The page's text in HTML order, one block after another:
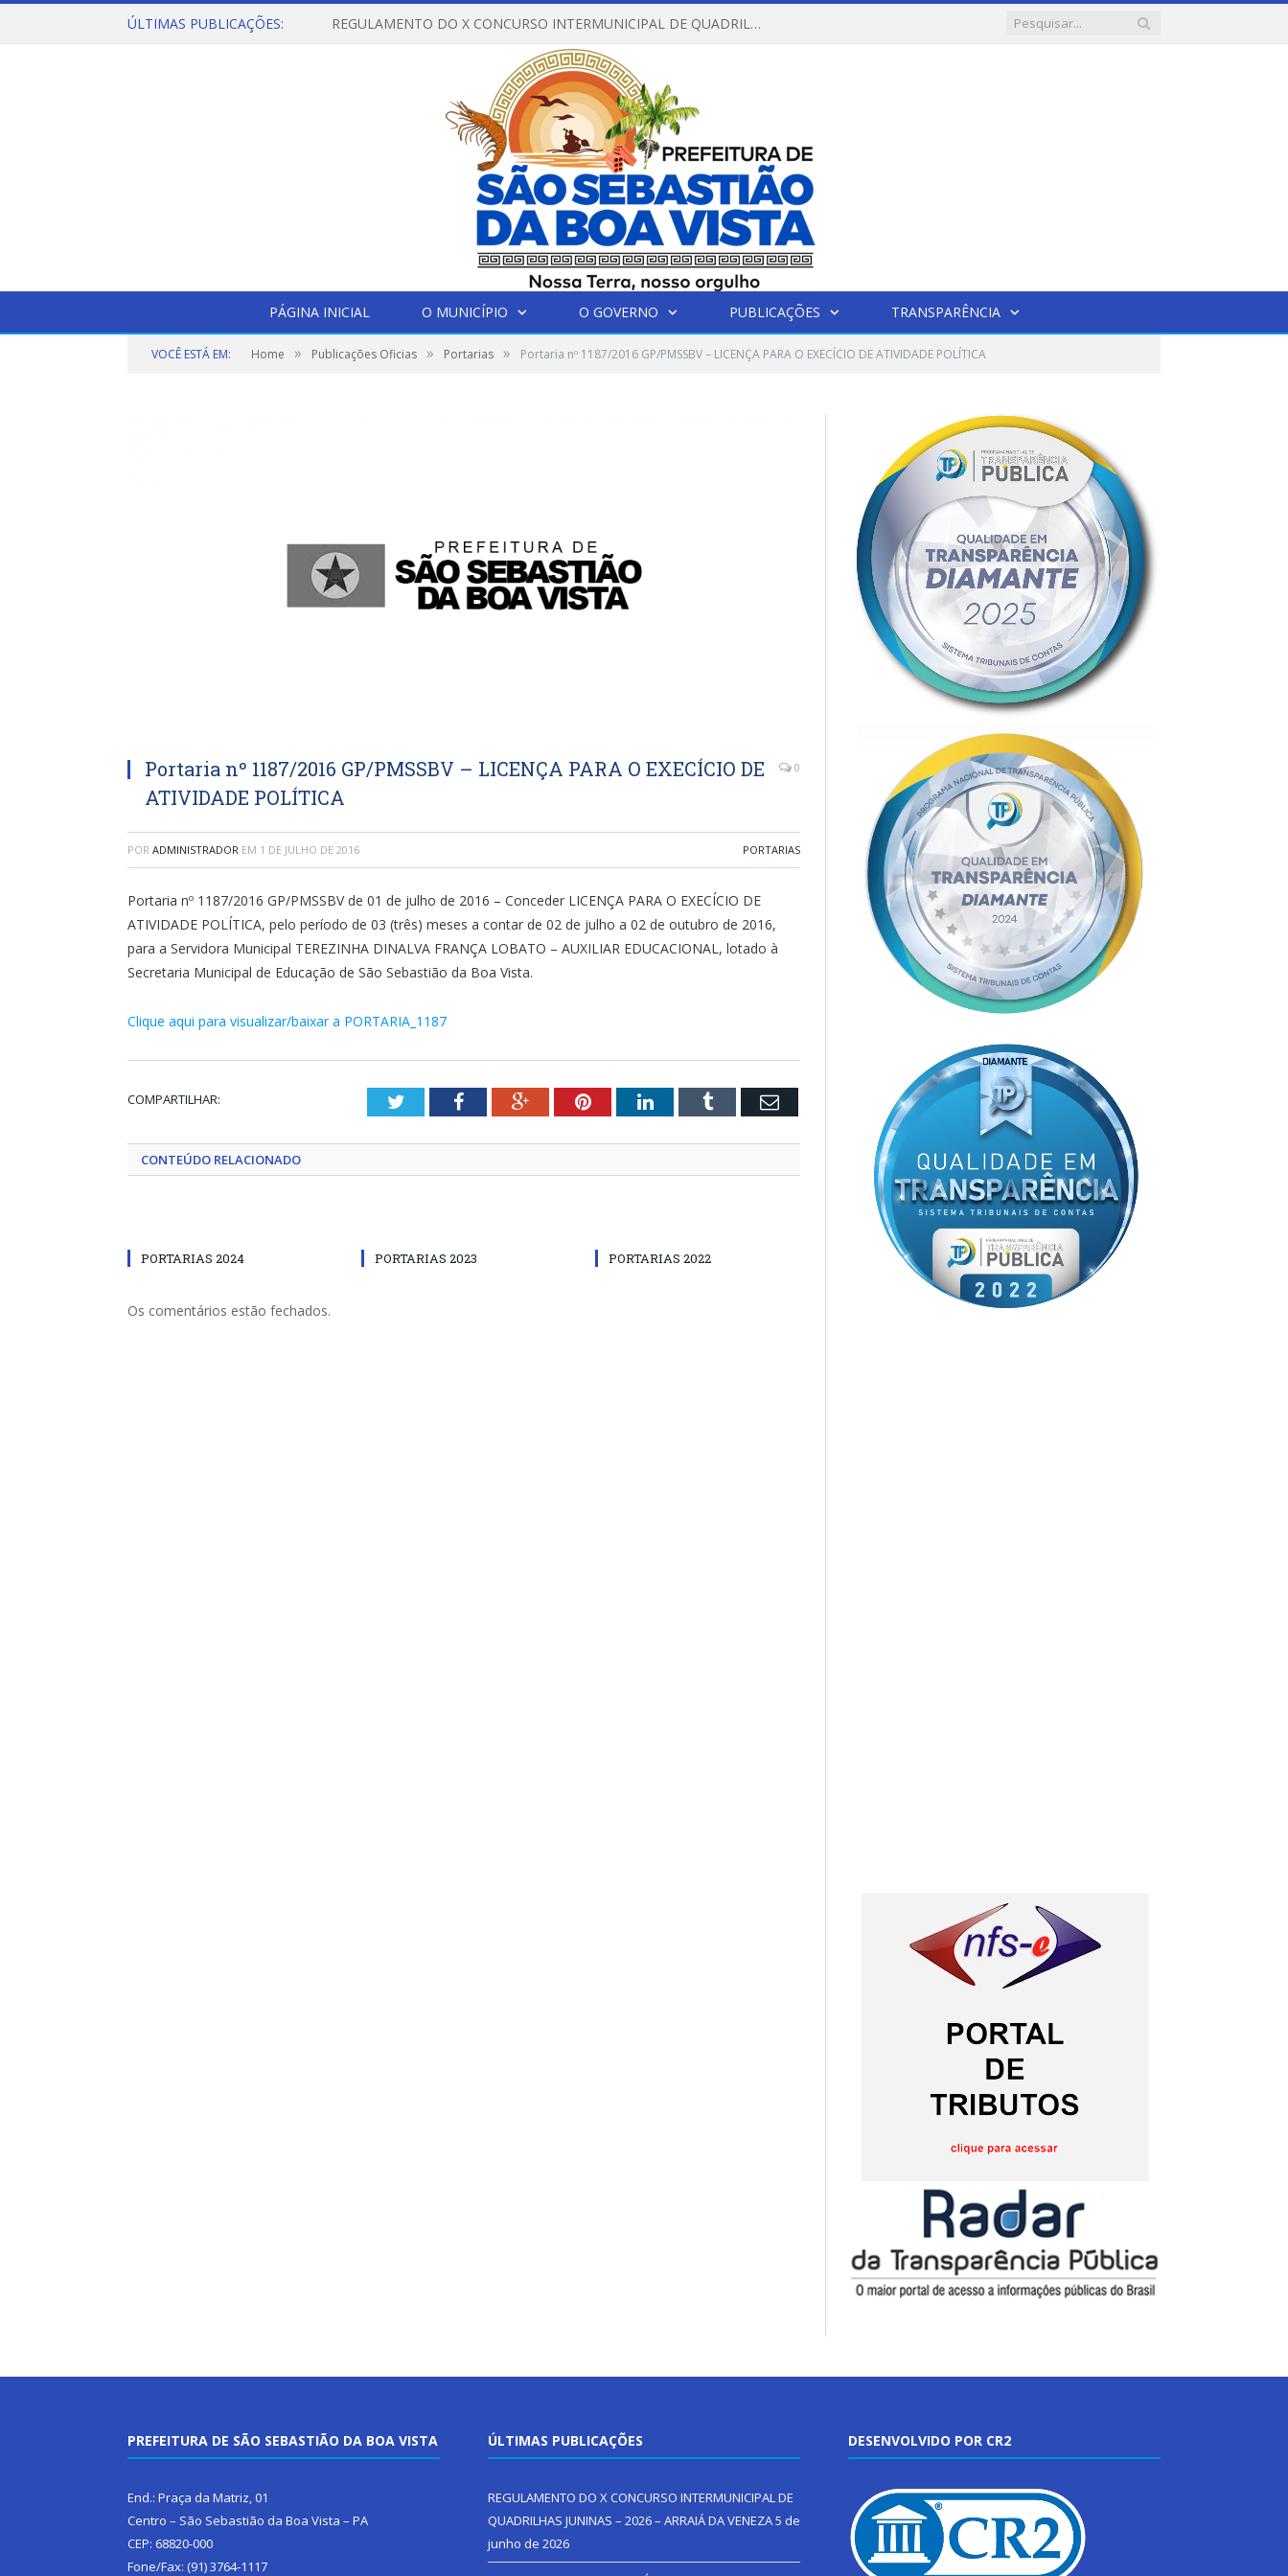
ÚLTIMAS PUBLICAÇÕES: REGULAMENTO DO X CONCURSO INTERMUNICIPAL DE QUADRILHAS JUNINAS – 2026 – ARRAIÁ DA VENEZA
PÁGINA INICIAL O MUNICÍPIO O GOVERNO PUBLICAÇÕES TRANSPARÊNCIA
VOCÊ ESTÁ EM: Home » Publicações Oficias » Portarias » Portaria nº 1187/2016 GP/PMSSBV – LICENÇA PARA O EXECÍCIO DE ATIVIDADE POLÍTICA
Portaria nº 1187/2016 GP/PMSSBV – LICENÇA PARA O EXECÍCIO DE
ATIVIDADE POLÍTICA
0
POR ADMINISTRADOR EM 1 DE JULHO DE 2016 PORTARIAS
Portaria nº 1187/2016 GP/PMSSBV de 01 de julho de 2016 – Conceder LICENÇA PARA O EXECÍCIO DE
ATIVIDADE POLÍTICA, pelo período de 03 (três) meses a contar de 02 de julho a 02 de outubro de 2016,
para a Servidora Municipal TEREZINHA DINALVA FRANÇA LOBATO – AUXILIAR EDUCACIONAL, lotado à
Secretaria Municipal de Educação de São Sebastião da Boa Vista.
Clique aqui para visualizar/baixar a PORTARIA_1187
COMPARTILHAR: TwitterFacebookGoogle+PinterestLinkedInTumblr Email
CONTEÚDO RELACIONADO
PORTARIAS 2024 PORTARIAS 2023 PORTARIAS 2022
Os comentários estão fechados.
PREFEITURA DE SÃO SEBASTIÃO DA BOA VISTA
End.: Praça da Matriz, 01
Centro – São Sebastião da Boa Vista – PA
CEP: 68820-000
Fone/Fax: (91) 3764-1117
ÚLTIMAS PUBLICAÇÕES
REGULAMENTO DO X CONCURSO INTERMUNICIPAL DE
QUADRILHAS JUNINAS – 2026 – ARRAIÁ DA VENEZA5 de
junho de 2026
DESENVOLVIDO POR CR2